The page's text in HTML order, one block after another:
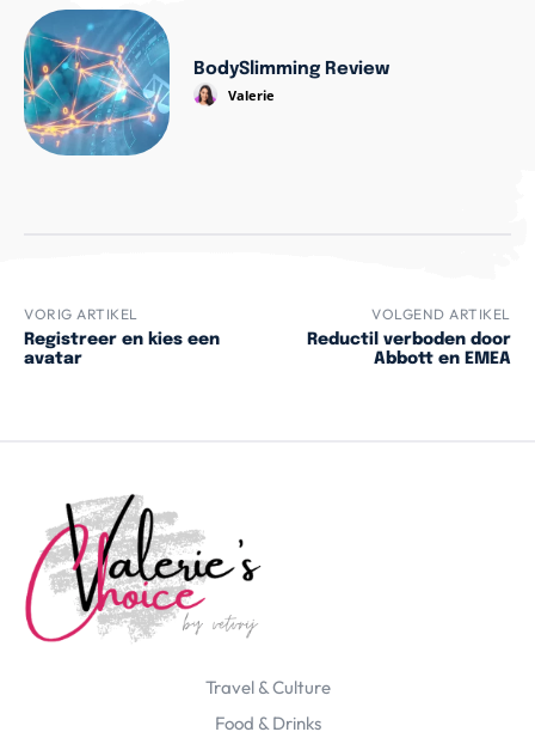
BodySlimming Review
Valerie
VORIG ARTIKEL
Registreer en kies een
avatar
VOLGEND ARTIKEL
Reductil verboden door
Abbott en EMEA
Travel & Culture
Food & Drinks